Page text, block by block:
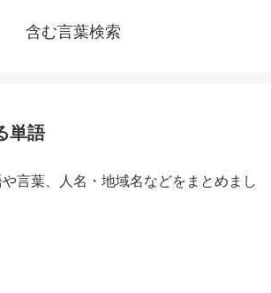
含む言葉検索
単語
言葉、人名・地域名などをまとめまし